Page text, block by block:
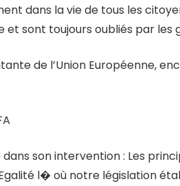
dans la vie de tous les
et sont toujours oubliés par les
de l’Union Européenne,
son intervention : Les
l� où notre législation